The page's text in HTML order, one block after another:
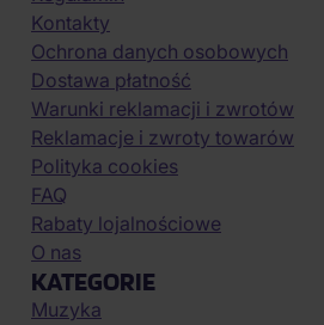
Kontakty
Ochrona danych osobowych
Dostawa płatność
Warunki reklamacji i zwrotów
Reklamacje i zwroty towarów
Polityka cookies
FAQ
Rabaty lojalnościowe
O nas
KATEGORIE
Muzyka